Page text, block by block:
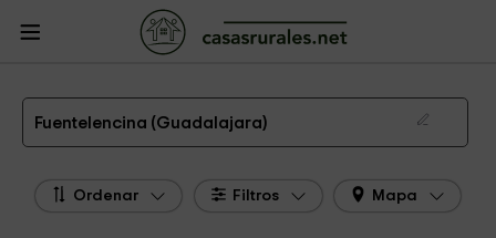
Casas Rurales
Rurales Guadalajara
Casas Rurales Fuentelencina
Las 3 mejores casas rurales en Fuentelencina de 2026
Fuentelencina (Guadalajara)
Ordenar Filtros Mapa